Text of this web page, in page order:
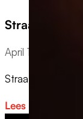
April 1, 2026
Straatverlichting
Lees meer